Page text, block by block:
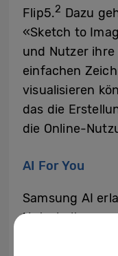
Flip5.2 Dazu
«Sketch to
und Nutzer
einfachen
visualisieren
das die
die Online-
AI For You
Samsung AI